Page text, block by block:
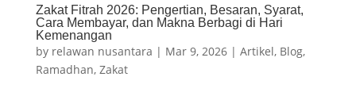
Zakat Fitrah 2026: Pengertian, Besaran, Syarat,
Cara Membayar, dan Makna Berbagi di Hari
Kemenangan
by relawan nusantara | Mar 9, 2026| Artikel, Blog,
Ramadhan, Zakat